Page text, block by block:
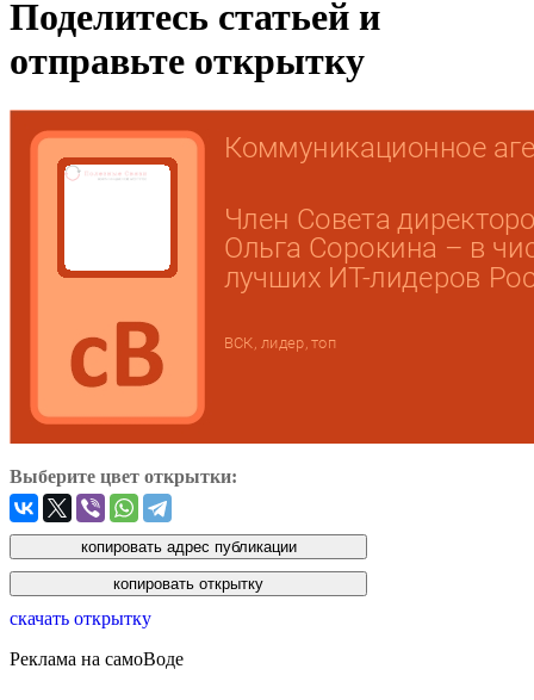
Поделитесь статьей и
отправьте открытку
Выберите цвет открытки:
скачать открытку
Реклама на самоВоде